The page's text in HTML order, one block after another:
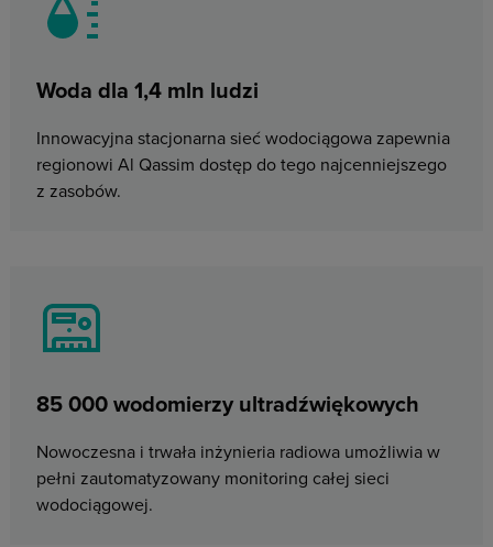
Woda dla 1,4 mln ludzi
Innowacyjna stacjonarna sieć wodociągowa zapewnia
regionowi Al Qassim dostęp do tego najcenniejszego
z zasobów.
85 000 wodomierzy ultradźwiękowych
Nowoczesna i trwała inżynieria radiowa umożliwia w
pełni zautomatyzowany monitoring całej sieci
wodociągowej.